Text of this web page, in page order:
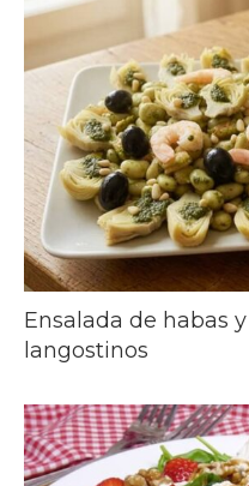
Ensalada de habas
langostinos